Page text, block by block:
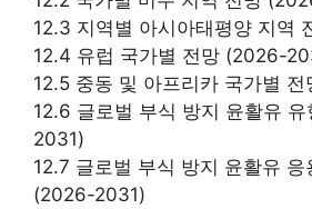
12.3 지역별 아시아태평양 지역
12.4 유럽 국가별 전망 (2026-
12.5 중동 및 아프리카 국가별
12.6 글로벌 부식 방지 윤활유
2031)
12.7 글로벌 부식 방지 윤활유
(2026-2031)